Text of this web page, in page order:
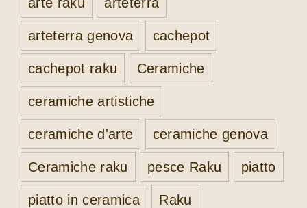
arteterra genova cachepot
cachepot raku Ceramiche
ceramiche artistiche
ceramiche d'arte ceramiche genova
Ceramiche raku pesce Raku piatto
piatto in ceramica Raku